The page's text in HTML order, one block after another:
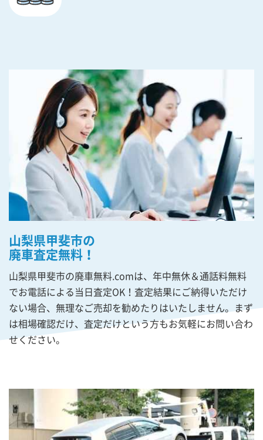
山梨県甲斐市の
廃車査定無料！
山梨県甲斐市の廃車無料.comは、年中無休＆通話料無料
でお電話による当日査定OK！査定結果にご納得いただけ
ない場合、無理なご売却を勧めたりはいたしません。まず
は相場確認だけ、査定だけという方もお気軽にお問い合わ
せください。